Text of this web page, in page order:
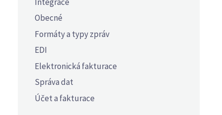
Obecné
Formáty a typy zpráv
EDI
Elektronická fakturace
Správa dat
Účet a fakturace